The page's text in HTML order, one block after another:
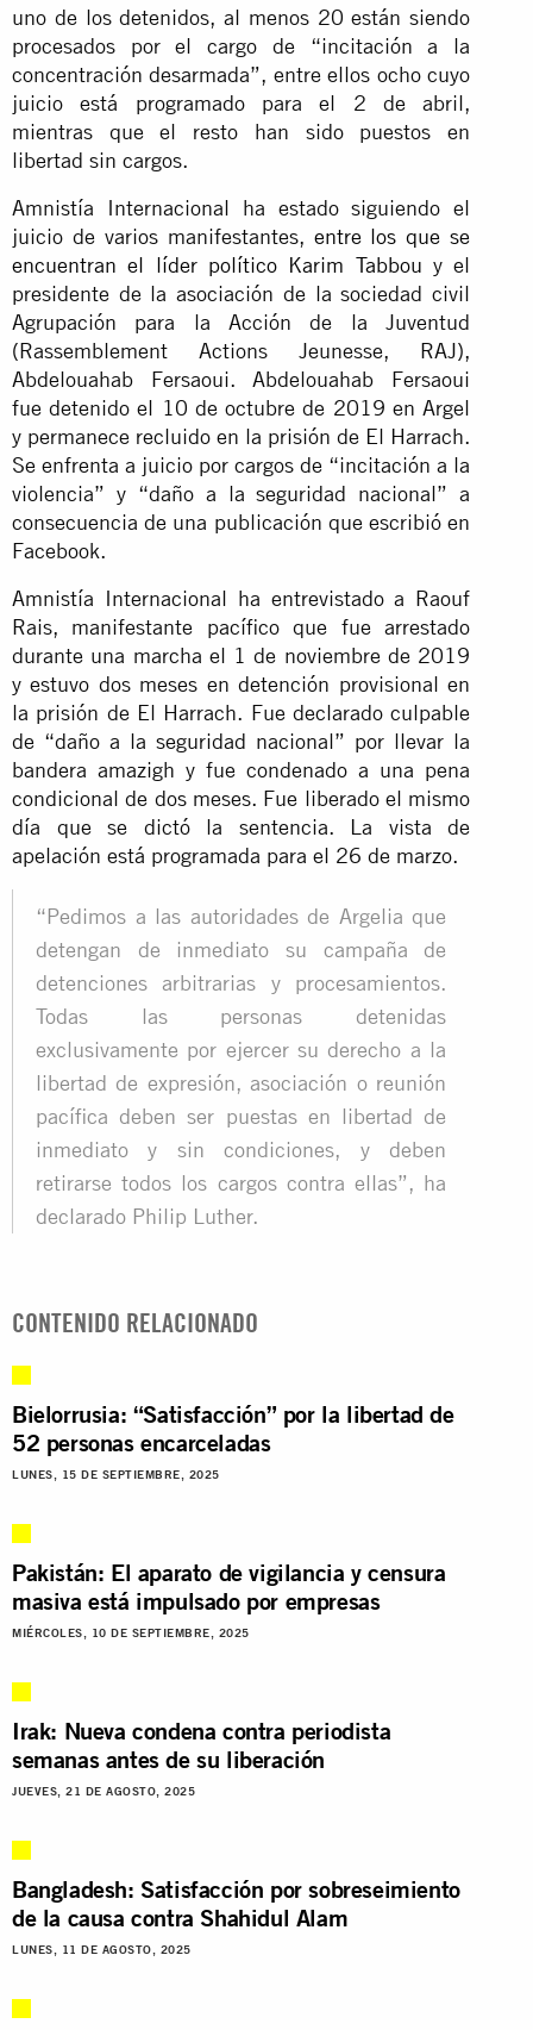
uno de los detenidos, al menos 20 están siendo
procesados por el cargo de “incitación a la
concentración desarmada”, entre ellos ocho cuyo
juicio está programado para el 2 de abril,
mientras que el resto han sido puestos en
libertad sin cargos.
Amnistía Internacional ha estado siguiendo el
juicio de varios manifestantes, entre los que se
encuentran el líder político Karim Tabbou y el
presidente de la asociación de la sociedad civil
Agrupación para la Acción de la Juventud
(Rassemblement Actions Jeunesse, RAJ),
Abdelouahab Fersaoui. Abdelouahab Fersaoui
fue detenido el 10 de octubre de 2019 en Argel
y permanece recluido en la prisión de El Harrach.
Se enfrenta a juicio por cargos de “incitación a la
violencia” y “daño a la seguridad nacional” a
consecuencia de una publicación que escribió en
Facebook.
Amnistía Internacional ha entrevistado a Raouf
Rais, manifestante pacífico que fue arrestado
durante una marcha el 1 de noviembre de 2019
y estuvo dos meses en detención provisional en
la prisión de El Harrach. Fue declarado culpable
de “daño a la seguridad nacional” por llevar la
bandera amazigh y fue condenado a una pena
condicional de dos meses. Fue liberado el mismo
día que se dictó la sentencia. La vista de
apelación está programada para el 26 de marzo.
“Pedimos a las autoridades de Argelia que
detengan de inmediato su campaña de
detenciones arbitrarias y procesamientos.
Todas las personas detenidas
exclusivamente por ejercer su derecho a la
libertad de expresión, asociación o reunión
pacífica deben ser puestas en libertad de
inmediato y sin condiciones, y deben
retirarse todos los cargos contra ellas”, ha
declarado Philip Luther.
CONTENIDO RELACIONADO
Bielorrusia: “Satisfacción” por la libertad de
52 personas encarceladas
LUNES, 15 DE SEPTIEMBRE, 2025
Pakistán: El aparato de vigilancia y censura
masiva está impulsado por empresas
MIÉRCOLES, 10 DE SEPTIEMBRE, 2025
Irak: Nueva condena contra periodista
semanas antes de su liberación
JUEVES, 21 DE AGOSTO, 2025
Bangladesh: Satisfacción por sobreseimiento
de la causa contra Shahidul Alam
LUNES, 11 DE AGOSTO, 2025